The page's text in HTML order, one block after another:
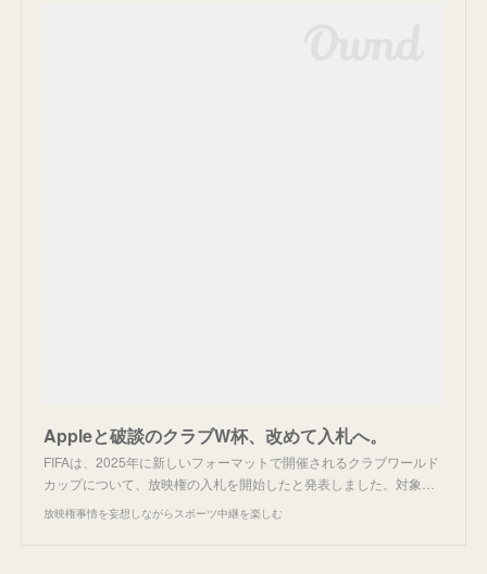
Appleと破談のクラブW杯、改めて入札へ。
FIFAは、2025年に新しいフォーマットで開催されるクラブワールド
カップについて、放映権の入札を開始したと発表しました。対象…
放映権事情を妄想しながらスポーツ中継を楽しむ